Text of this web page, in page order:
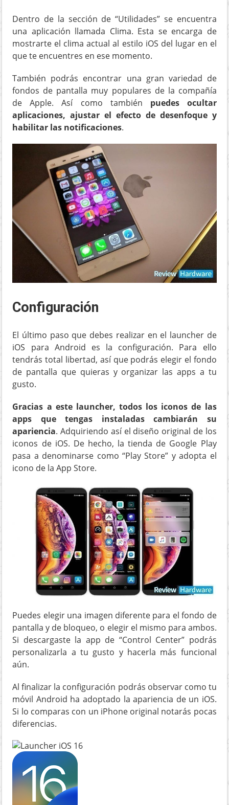
Dentro de la sección de “Utilidades” se encuentra
una aplicación llamada Clima. Esta se encarga de
mostrarte el clima actual al estilo iOS del lugar en el
que te encuentres en ese momento.
También podrás encontrar una gran variedad de
fondos de pantalla muy populares de la compañía
de Apple. Así como también puedes ocultar
aplicaciones, ajustar el efecto de desenfoque y
habilitar las notificaciones.
Configuración
El último paso que debes realizar en el launcher de
iOS para Android es la configuración. Para ello
tendrás total libertad, así que podrás elegir el fondo
de pantalla que quieras y organizar las apps a tu
gusto.
Gracias a este launcher, todos los iconos de las
apps que tengas instaladas cambiarán su
apariencia. Adquiriendo así el diseño original de los
iconos de iOS. De hecho, la tienda de Google Play
pasa a denominarse como “Play Store” y adopta el
icono de la App Store.
Puedes elegir una imagen diferente para el fondo de
pantalla y de bloqueo, o elegir el mismo para ambos.
Si descargaste la app de “Control Center” podrás
personalizarla a tu gusto y hacerla más funcional
aún.
Al finalizar la configuración podrás observar como tu
móvil Android ha adoptado la apariencia de un iOS.
Si lo comparas con un iPhone original notarás pocas
diferencias.